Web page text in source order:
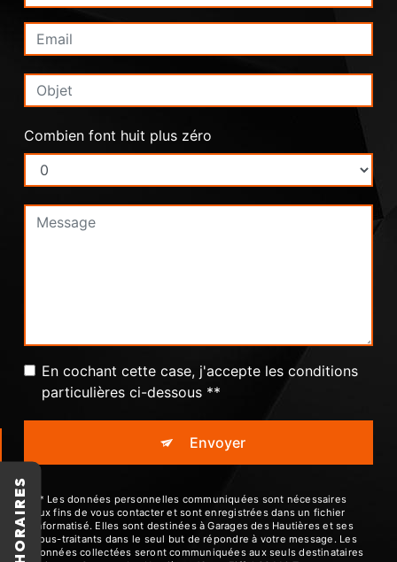
Combien font huit plus zéro
En cochant cette case, j'accepte les conditions
particulières ci-dessous **
Envoyer
** Les données personnelles communiquées sont nécessaires
aux fins de vous contacter et sont enregistrées dans un fichier
informatisé. Elles sont destinées à Garages des Hautières et ses
sous-traitants dans le seul but de répondre à votre message. Les
données collectées seront communiquées aux seuls destinataires
HORAIRES